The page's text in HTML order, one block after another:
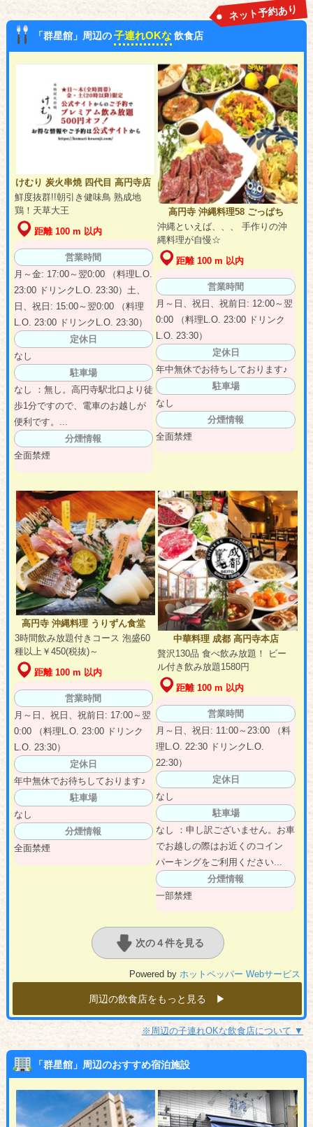
「群星館」周辺の子連れOKな 飲食店
ネット予約あり
けむり 炭火串焼 四代目 高円寺店
鮮度抜群!!朝引き健味鳥 熟成地
鶏！天草大王
距離 100 m 以内
営業時間
月～金: 17:00～翌0:00 （料理L.O.
23:00 ドリンクL.O. 23:30）土、
日、祝日: 15:00～翌0:00 （料理
L.O. 23:00 ドリンクL.O. 23:30）
定休日
なし
駐車場
なし ：無し。高円寺駅北口より徒
歩1分ですので、電車のお越しが
便利です。...
分煙情報
全面禁煙
高円寺 沖縄料理58 ごっぱち
沖縄といえば、、、 手作りの沖
縄料理が自慢☆
距離 100 m 以内
営業時間
月～日、祝日、祝前日: 12:00～翌
0:00 （料理L.O. 23:00 ドリンク
L.O. 23:30）
定休日
年中無休でお待ちしております♪
駐車場
なし
分煙情報
全面禁煙
高円寺 沖縄料理 うりずん食堂
3時間飲み放題付きコース 泡盛60
種以上￥450(税抜)～
距離 100 m 以内
営業時間
月～日、祝日、祝前日: 17:00～翌
0:00 （料理L.O. 23:00 ドリンク
L.O. 23:30）
定休日
年中無休でお待ちしております♪
駐車場
なし
分煙情報
全面禁煙
中華料理 成都 高円寺本店
贅沢130品 食べ飲み放題！ ビー
ル付き飲み放題1580円
距離 100 m 以内
営業時間
月～日、祝日: 11:00～23:00 （料
理L.O. 22:30 ドリンクL.O.
22:30）
定休日
なし
駐車場
なし ：申し訳ございません。お車
でお越しの際はお近くのコイン
パーキングをご利用ください...
分煙情報
一部禁煙
次の４件を見る
Powered byホットペッパー Webサービス
周辺の飲食店をもっと見る ▶︎
※周辺の子連れOKな飲食店について ▼
「群星館」周辺のおすすめ宿泊施設